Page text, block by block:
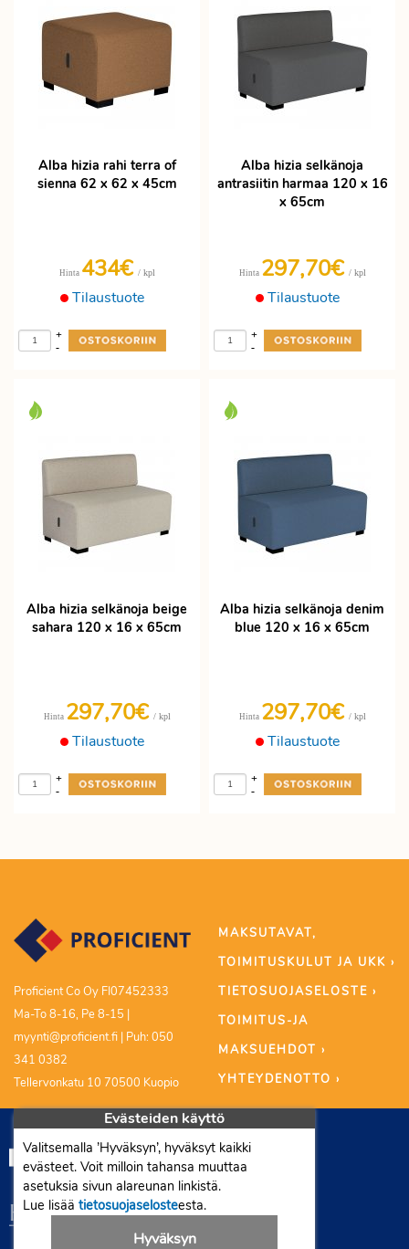
Alba hizia rahi terra of
sienna 62 x 62 x 45cm
Tilaustuote
Hinta 434€ / kpl
-
+
Alba hizia selkänoja
antrasiitin harmaa 120 x 16
x 65cm
Tilaustuote
Hinta 297,70€ / kpl
-
+
Alba hizia selkänoja beige
sahara 120 x 16 x 65cm
Tilaustuote
Hinta 297,70€ / kpl
-
+
Alba hizia selkänoja denim
blue 120 x 16 x 65cm
Tilaustuote
Hinta 297,70€ / kpl
-
+
Proficient Co Oy FI07452333
Ma-To 8-16, Pe 8-15 |
myynti@proficient.fi | Puh: 050
341 0382
Tellervonkatu 10 70500 Kuopio
MAKSUTAVAT,
TOIMITUSKULUT JA UKK ›
TIETOSUOJASELOSTE ›
TOIMITUS-JA
MAKSUEHDOT ›
YHTEYDENOTTO ›
Evästeiden käyttö
Valitsemalla ’Hyväksyn’, hyväksyt kaikki
evästeet. Voit milloin tahansa muuttaa
asetuksia sivun alareunan linkistä.
Lue lisää tietosuojaselosteesta.
Hyväksyn